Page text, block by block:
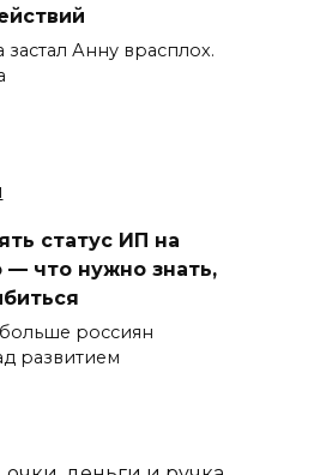
Анну врасплох.
статус ИП на
— что нужно знать,
россиян
развитием